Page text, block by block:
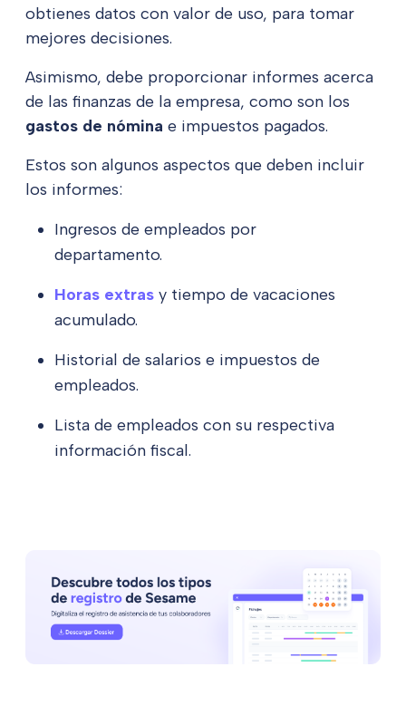
obtienes datos con valor de uso, para tomar
mejores decisiones.
Asimismo, debe proporcionar informes acerca
de las finanzas de la empresa, como son los
gastos de nómina e impuestos pagados.
Estos son algunos aspectos que deben incluir
los informes:
Ingresos de empleados por
departamento.
Horas extras y tiempo de vacaciones
acumulado.
Historial de salarios e impuestos de
empleados.
Lista de empleados con su respectiva
información fiscal.